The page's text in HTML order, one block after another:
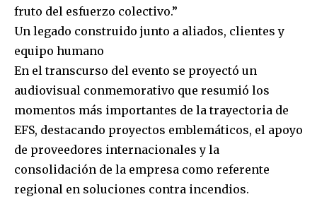
fruto del esfuerzo colectivo.”
Un legado construido junto a aliados, clientes y
equipo humano
En el transcurso del evento se proyectó un
audiovisual conmemorativo que resumió los
momentos más importantes de la trayectoria de
EFS, destacando proyectos emblemáticos, el apoyo
de proveedores internacionales y la
consolidación de la empresa como referente
regional en soluciones contra incendios.